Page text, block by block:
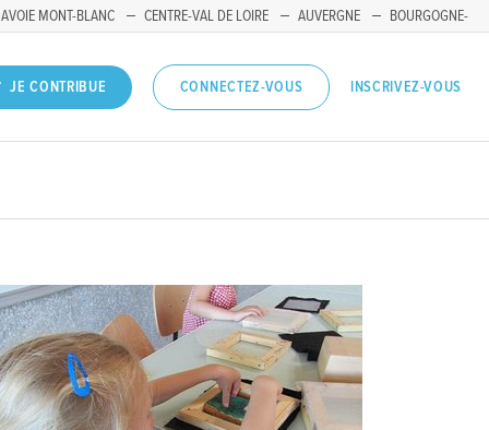
MONT-BLANC CENTRE-VAL DE LOIRE AUVERGNE
BOURGOGNE-
JE CONTRIBUE CONNECTEZ-VOUS INSCRIVEZ-VOUS